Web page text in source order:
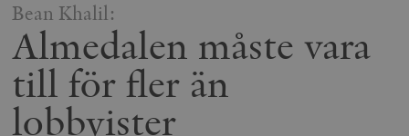
Bean Khalil:
Almedalen måste vara
till för fler än
lobbyister